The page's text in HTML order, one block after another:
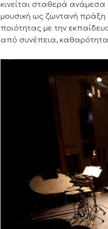
κινείται σταθερά ανάμεσα
μουσική ως ζωντανή πράξη
ποιότητας με την
από συνέπεια,